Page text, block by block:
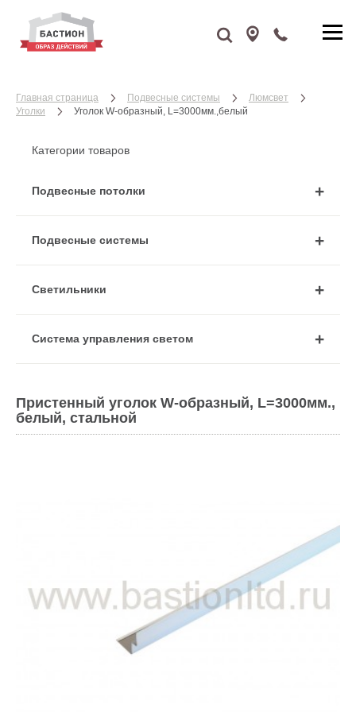
Главная страница Подвесные системы
Люмсвет
Уголки
Уголок W-образный, L=3000мм.,белый
Категории товаров
Подвесные потолки
Подвесные системы
Cветильники
Система управления светом
Пристенный уголок W-образный, L=3000мм.,
белый, стальной